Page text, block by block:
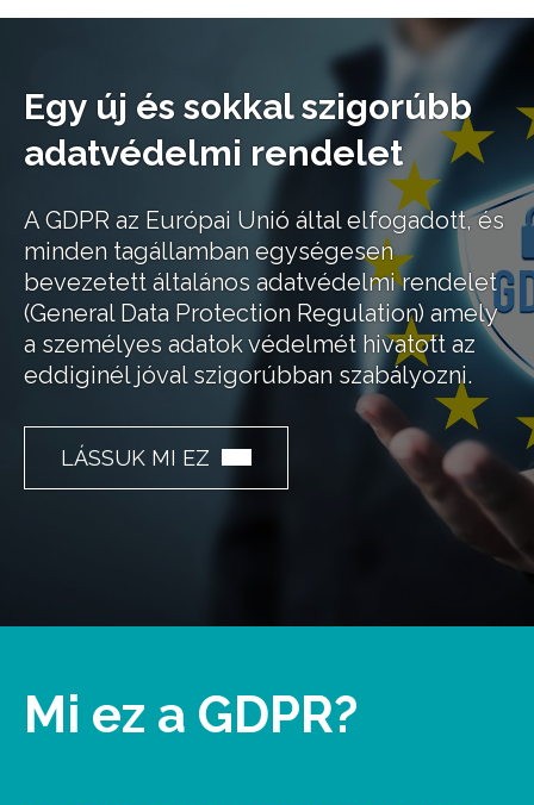
Jump to navigation
Egy új és sokkal szigorúbb
adatvédelmi rendelet
A GDPR az Európai Unió által elfogadott, és
minden tagállamban egységesen
bevezetett általános adatvédelmi rendelet
(General Data Protection Regulation) amely
a személyes adatok védelmét hivatott az
eddiginél jóval szigorúbban szabályozni.
LÁSSUK MI EZ
Mi ez a GDPR?